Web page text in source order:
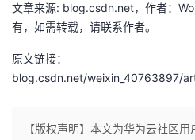
文章来源: blog.csdn.net，作者：
有，如需转载，请联系作者。
原文链接：
blog.csdn.net/weixin_40763897/
【版权声明】本文为华为云社区